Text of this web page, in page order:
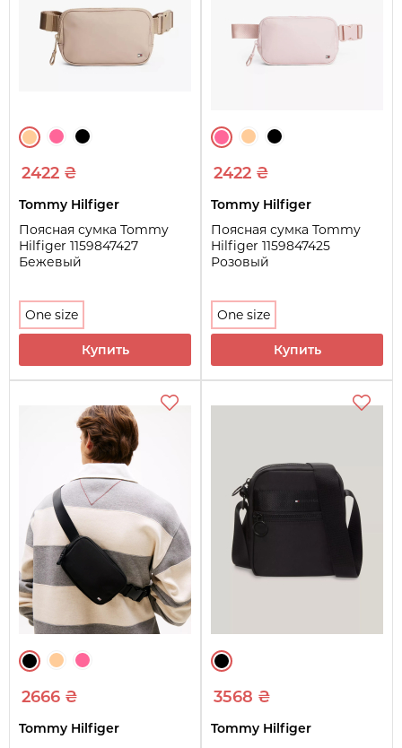
2422 ₴
Tommy Hilfiger
Поясная сумка Tommy
Hilfiger 1159847427
Бежевый
One size
Купить
2422 ₴
Tommy Hilfiger
Поясная сумка Tommy
Hilfiger 1159847425
Розовый
One size
Купить
2666 ₴
Tommy Hilfiger
3568 ₴
Tommy Hilfiger